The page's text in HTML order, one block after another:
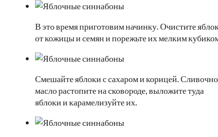
В это время приготовим начинку. Очистите
от кожицы и семян и порежьте их мелким
Смешайте яблоки с сахаром и корицей.
масло растопите на сковороде, выложите туда
яблоки и карамелизуйте их.